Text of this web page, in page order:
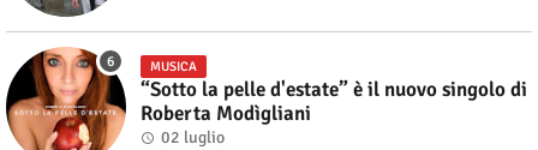
MUSICA
“Sotto la pelle d'estate” è il nuovo singolo di
Roberta Modìgliani
02 luglio